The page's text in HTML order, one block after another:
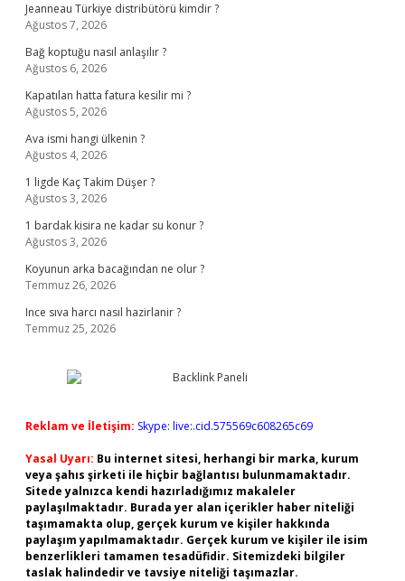
Jeanneau Türkiye distribütörü kimdir ?
Ağustos 7, 2026
Bağ koptuğu nasıl anlaşılır ?
Ağustos 6, 2026
Kapatılan hatta fatura kesilir mi ?
Ağustos 5, 2026
Ava ismi hangi ülkenin ?
Ağustos 4, 2026
1 ligde Kaç Takim Düşer ?
Ağustos 3, 2026
1 bardak kisira ne kadar su konur ?
Ağustos 3, 2026
Koyunun arka bacağından ne olur ?
Temmuz 26, 2026
Ince sıva harcı nasıl hazirlanir ?
Temmuz 25, 2026
Reklam ve İletişim: Skype: live:.cid.575569c608265c69
Yasal Uyarı: Bu internet sitesi, herhangi bir marka, kurum
veya şahıs şirketi ile hiçbir bağlantısı bulunmamaktadır.
Sitede yalnızca kendi hazırladığımız makaleler
paylaşılmaktadır. Burada yer alan içerikler haber niteliği
taşımamakta olup, gerçek kurum ve kişiler hakkında
paylaşım yapılmamaktadır. Gerçek kurum ve kişiler ile isim
benzerlikleri tamamen tesadüfidir. Sitemizdeki bilgiler
taslak halindedir ve tavsiye niteliği taşımazlar.